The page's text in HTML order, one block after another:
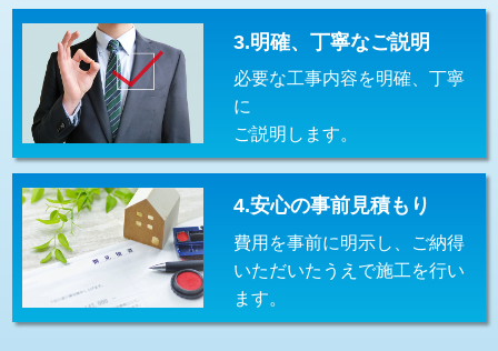
交換・取付（その他部品） 11,000円+材料費
持込商品取付（単水栓） 13,200円
持込商品取付（混合水栓） 16,500円
持込商品取付（浄水器・分岐水栓） 16,500円
給水管工事※（ホール加工) 16,500円
給水管工事※（バンド止め) 3,300円
給水管工事※（支持金具設置)
3.明確、丁寧なご説明
必要な工事内容を明確、丁寧
に
ご説明します。
4.安心の事前見積もり
費用を事前に明示し、ご納得
いただいたうえで施工を行い
ます。